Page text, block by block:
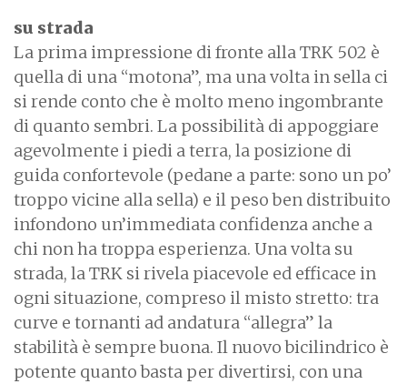
su strada
La prima impressione di fronte alla TRK 502 è
quella di una “motona”, ma una volta in sella ci
si rende conto che è molto meno ingombrante
di quanto sembri. La possibilità di appoggiare
agevolmente i piedi a terra, la posizione di
guida confortevole (pedane a parte: sono un po’
troppo vicine alla sella) e il peso ben distribuito
infondono un’immediata confidenza anche a
chi non ha troppa esperienza. Una volta su
strada, la TRK si rivela piacevole ed efficace in
ogni situazione, compreso il misto stretto: tra
curve e tornanti ad andatura “allegra” la
stabilità è sempre buona. Il nuovo bicilindrico è
potente quanto basta per divertirsi, con una